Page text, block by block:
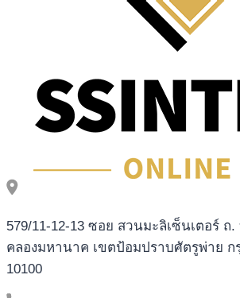
579/11-12-13 ซอย สวนมะลิเซ็นเตอร์ ถ.
คลองมหานาค เขตป้อมปราบศัตรูพ่าย ก
10100